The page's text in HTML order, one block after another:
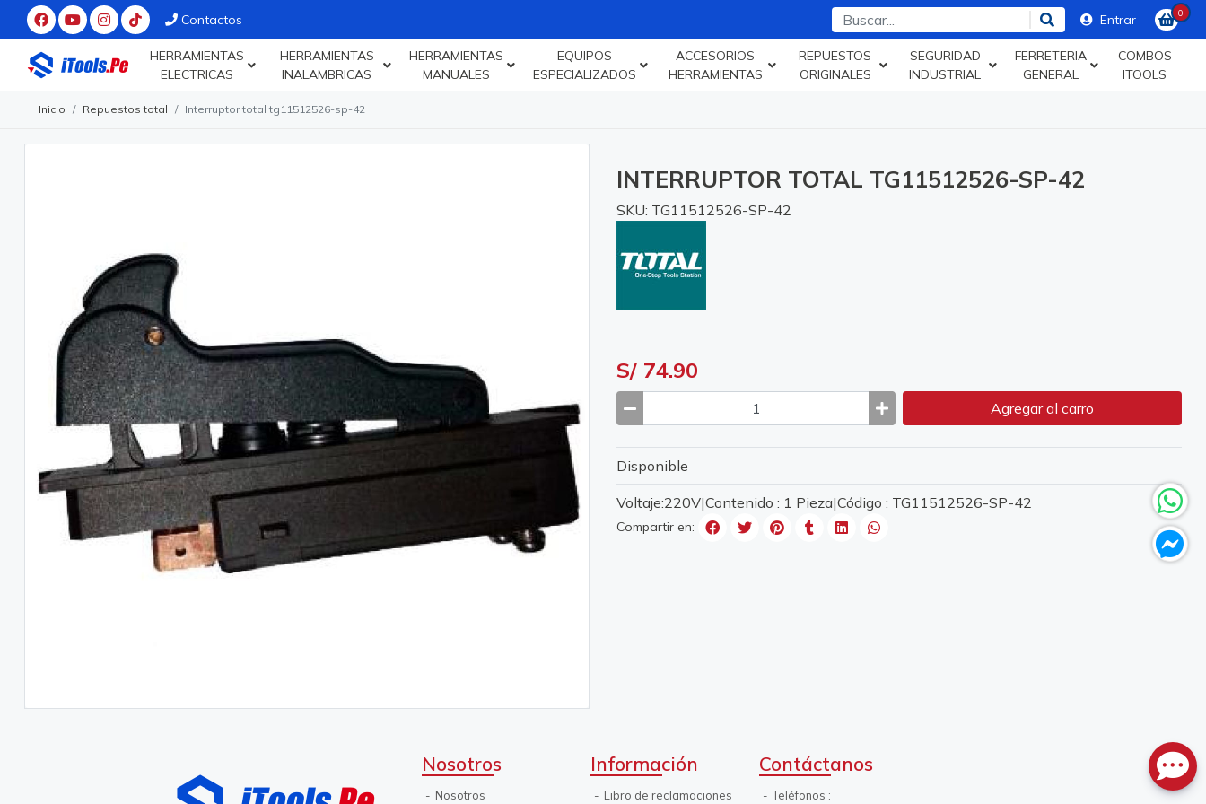
Contactos Entrar 0
HERRAMIENTAS
ELECTRICAS
HERRAMIENTAS
INALAMBRICAS
HERRAMIENTAS
MANUALES
EQUIPOS
ESPECIALIZADOS
ACCESORIOS
HERRAMIENTAS
REPUESTOS
ORIGINALES
SEGURIDAD
INDUSTRIAL
FERRETERIA
GENERAL
COMBOS
ITOOLS
Inicio Repuestos total Interruptor total tg11512526-sp-42
INTERRUPTOR TOTAL TG11512526-SP-42
SKU: TG11512526-SP-42
S/ 74.90
Agregaral carro
Disponible
Voltaje:220V|Contenido : 1 Pieza|Código : TG11512526-SP-42
Compartir en:
Nosotros
Nosotros
Información
Libro de reclamaciones
Contáctanos
Teléfonos